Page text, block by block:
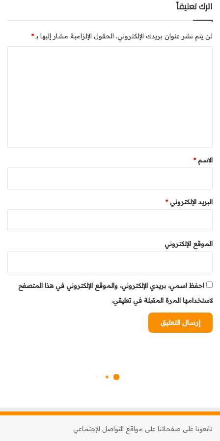
اترك تعليقاً
لن يتم نشر عنوان بريدك الإلكتروني. الحقول الإلزامية مشار إليها بـ*
*
الاسم*
البريد الإلكتروني*
الموقع الإلكتروني
احفظ اسمي، بريدي الإلكتروني، والموقع الإلكتروني في هذا المتصفح
لاستخدامها المرة المقبلة في تعليقي.
تابعونا على صفحاتنا على مواقع التواصل الإجتماعي